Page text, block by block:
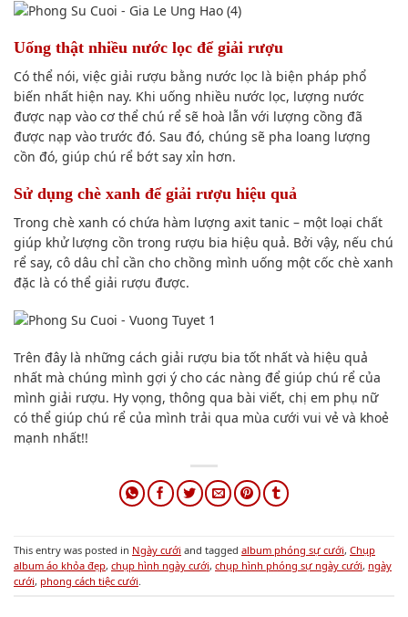
Uống thật nhiều nước lọc để giải rượu
Có thể nói, việc giải rượu bằng nước lọc là biện pháp phổ
biến nhất hiện nay. Khi uống nhiều nước lọc, lượng nước
được nạp vào cơ thể chú rể sẽ hoà lẫn với lượng cồng đã
được nạp vào trước đó. Sau đó, chúng sẽ pha loang lượng
cồn đó, giúp chú rể bớt say xỉn hơn.
Sử dụng chè xanh để giải rượu hiệu quả
Trong chè xanh có chứa hàm lượng axit tanic – một loại chất
giúp khử lượng cồn trong rượu bia hiệu quả. Bởi vậy, nếu chú
rể say, cô dâu chỉ cần cho chồng mình uống một cốc chè xanh
đặc là có thể giải rượu được.
Trên đây là những cách giải rượu bia tốt nhất và hiệu quả
nhất mà chúng mình gợi ý cho các nàng để giúp chú rể của
mình giải rượu. Hy vọng, thông qua bài viết, chị em phụ nữ
có thể giúp chú rể của mình trải qua mùa cưới vui vẻ và khoẻ
mạnh nhất!!
This entry was posted in Ngày cưới and tagged album phóng sự cưới, Chụp
album áo khỏa đẹp, chụp hình ngày cưới, chụp hình phóng sự ngày cưới, ngày
cưới, phong cách tiệc cưới